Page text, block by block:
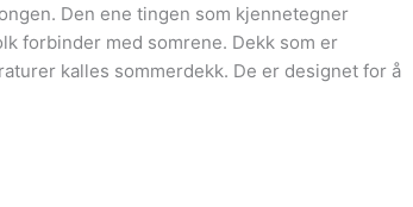
Den ene tingen som kjennetegner
forbinder med somrene. Dekk som er
kalles sommerdekk. De er designet for å